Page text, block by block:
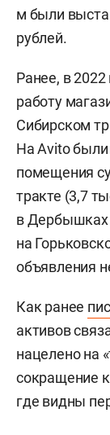
м были
рублей.
Ранее, в
работу
Сибирском
На Avito
помещения
тракте (3,7
в Дербышках
на
объявления
Как ранее
активов
нацелено на
сокращение
где видны